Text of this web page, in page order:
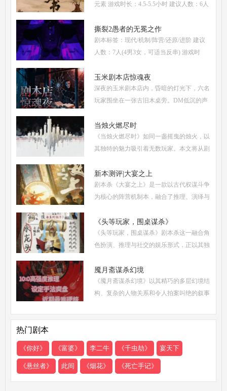
元素 游戏时长：4.5-5.5小时 建议人数：6人
喜爱古风故事、情感细腻、偏好剧情还原的
玩家 《烬梦
撕裂2愚者的无冕之作
剧本标签：现代/机制/阵营/还原/进阶 建议
人数：7人(4男3女，可适当反串) 游戏时
感还原为辅 《撕裂2愚者的无冕之作》玩家
点评关键词： 机制
玉米剧本店惊魂夜
深夜的玉米剧本店内，昏暗的灯光下，六名
玩家围坐在一张古旧木桌旁。DM低沉的声
你们将共同经历一场永生难忘的惊魂夜...随
着剧本展开，
当烛火燃尽时
《当烛火燃尽时》如同一盏摇曳的烛火，以
其独特的魅力吸引着无数玩家。本文将从剧
和玩家点评五大关键要素出发，全面解析这
部令人着迷
新本测评|大宴之上
剧本杀《大宴之上》是一款以古代权谋斗争
为核心的阵营机制本，融合了推理、演绎与
是新手还是老玩家，都能在这场充满诡谲风
云的宴会中
《头等玩家，围桌谋杀》
《头等玩家，围桌谋杀》剧本杀这一融合角
色扮演、推理与社交的娱乐形式，正以其独
现代人。然而，从新手到头等玩家的蜕变，
需要掌握一
魇月斋谋杀幻境
《魇月斋谋杀幻境》以其精巧的多层幻境结
构、复杂的人物关系和令人拍案叫绝的叙事
热门剧本
《你好》 《富婆》 李二牛 《千虫劫》 宴天下
《悬丝者》 此间 《烟花》 《死亡手记》